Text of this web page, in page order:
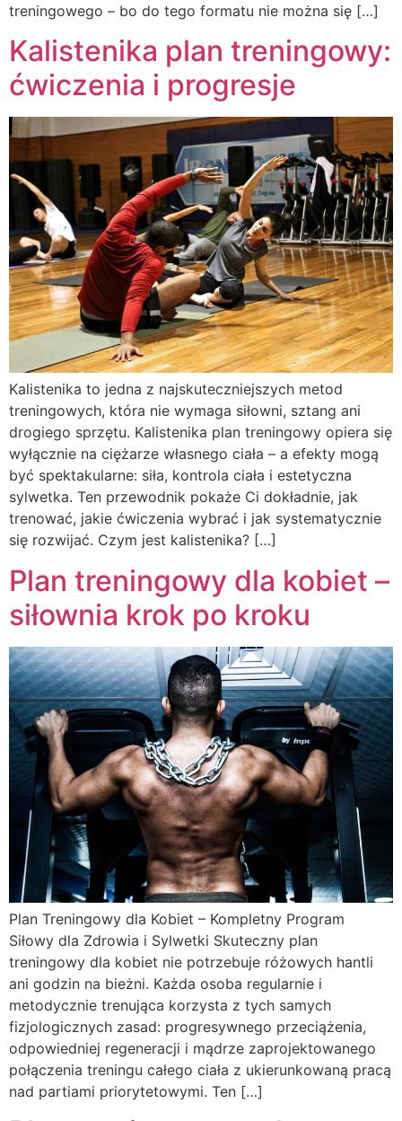
treningowego – bo do tego formatu nie można się […]
Kalistenika plan treningowy:
ćwiczenia i progresje
Kalistenika to jedna z najskuteczniejszych metod
treningowych, która nie wymaga siłowni, sztang ani
drogiego sprzętu. Kalistenika plan treningowy opiera się
wyłącznie na ciężarze własnego ciała – a efekty mogą
być spektakularne: siła, kontrola ciała i estetyczna
sylwetka. Ten przewodnik pokaże Ci dokładnie, jak
trenować, jakie ćwiczenia wybrać i jak systematycznie
się rozwijać. Czym jest kalistenika? […]
Plan treningowy dla kobiet –
siłownia krok po kroku
Plan Treningowy dla Kobiet – Kompletny Program
Siłowy dla Zdrowia i Sylwetki Skuteczny plan
treningowy dla kobiet nie potrzebuje różowych hantli
ani godzin na bieżni. Każda osoba regularnie i
metodycznie trenująca korzysta z tych samych
fizjologicznych zasad: progresywnego przeciążenia,
odpowiedniej regeneracji i mądrze zaprojektowanego
połączenia treningu całego ciała z ukierunkowaną pracą
nad partiami priorytetowymi. Ten […]